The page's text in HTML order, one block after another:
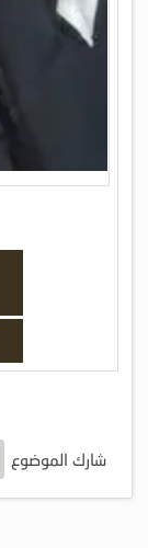
شارك الموضوع